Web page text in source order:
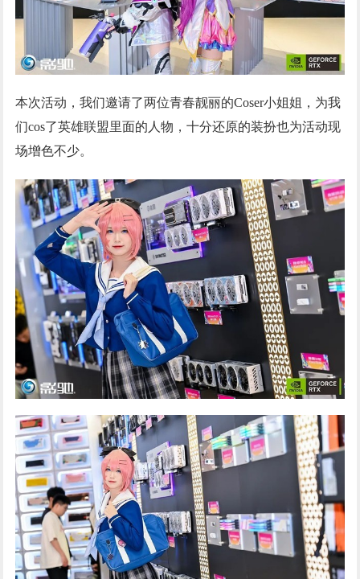
本次活动，我们邀请了两位青春靓丽的Coser小姐姐，为我
们cos了英雄联盟里面的人物，十分还原的装扮也为活动现
场增色不少。